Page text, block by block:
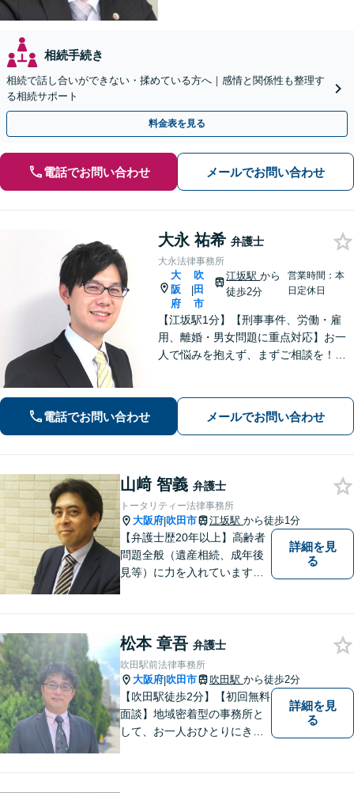
相続手続き
相続で話し合いができない・揉めている方へ｜感情と関係性も整理す
る相続サポート
料金表を見る
電話でお問い合わせ メールでお問い合わせ
大永 祐希 弁護士
大永法律事務所
大
阪
府
|
吹
田
市
江坂駅から
徒歩2分
営業時間：本
日定休日
【江坂駅1分】【刑事事件、労働・雇
用、離婚・男女問題に重点対応】お一
人で悩みを抱えず、まずご相談を！き
します。当日・夜間・電話相談可能で
す。【法テラス利用可】【WEB面談
電話でお問い合わせ メールでお問い合わせ
山﨑 智義 弁護士
トータリティー法律事務所
大阪府|吹田市 江坂駅 から徒歩1分
【弁護士歴20年以上】高齢者
問題全般（遺産相続、成年後
見等）に力を入れています。
詳細を見
る
松本 章吾 弁護士
吹田駅前法律事務所
大阪府|吹田市 吹田駅 から徒歩2分
【吹田駅徒歩2分】【初回無料
面談】地域密着型の事務所と
して、お一人おひとりにきめ
詳細を見
る